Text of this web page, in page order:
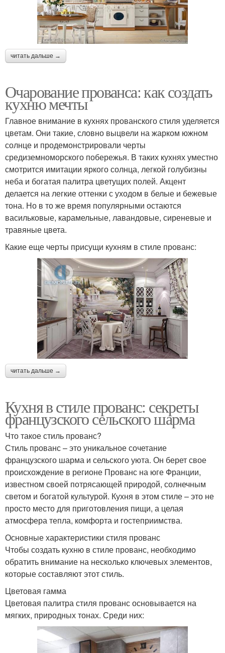
читать дальше →
Очарование прованса: как создать
кухню мечты
Главное внимание в кухнях прованского стиля уделяется
цветам. Они такие, словно выцвели на жарком южном
солнце и продемонстрировали черты
средиземноморского побережья. В таких кухнях уместно
смотрится имитации яркого солнца, легкой голубизны
неба и богатая палитра цветущих полей. Акцент
делается на легкие оттенки с уходом в белые и бежевые
тона. Но в то же время популярными остаются
васильковые, карамельные, лавандовые, сиреневые и
травяные цвета.
Какие еще черты присущи кухням в стиле прованс:
читать дальше →
Кухня в стиле прованс: секреты
французского сельского шарма
Что такое стиль прованс?
Стиль прованс – это уникальное сочетание
французского шарма и сельского уюта. Он берет свое
происхождение в регионе Прованс на юге Франции,
известном своей потрясающей природой, солнечным
светом и богатой культурой. Кухня в этом стиле – это не
просто место для приготовления пищи, а целая
атмосфера тепла, комфорта и гостеприимства.
Основные характеристики стиля прованс
Чтобы создать кухню в стиле прованс, необходимо
обратить внимание на несколько ключевых элементов,
которые составляют этот стиль.
Цветовая гамма
Цветовая палитра стиля прованс основывается на
мягких, природных тонах. Среди них: